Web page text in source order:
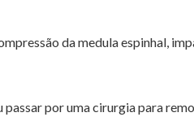
da medula espinhal,
por uma cirurgia para